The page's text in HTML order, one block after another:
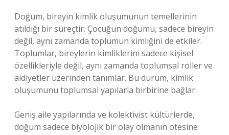
Doğum, bireyin kimlik oluşumunun temellerinin
atıldığı bir süreçtir. Çocuğun doğumu, sadece bireyin
değil, aynı zamanda toplumun kimliğini de etkiler.
Toplumlar, bireylerin kimliklerini sadece kişisel
özellikleriyle değil, aynı zamanda toplumsal roller ve
aidiyetler üzerinden tanımlar. Bu durum, kimlik
oluşumunu toplumsal yapılarla birbirine bağlar.
Geniş aile yapılarında ve kolektivist kültürlerde,
doğum sadece biyolojik bir olay olmanın ötesine